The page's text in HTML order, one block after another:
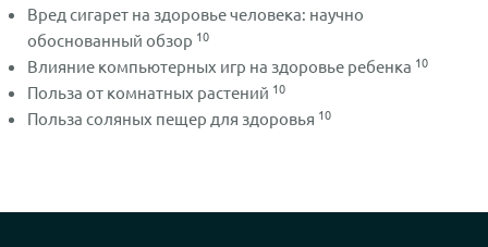
Вред сигарет на здоровье человека: научно
обоснованный обзор 10
Влияние компьютерных игр на здоровье ребенка 10
Польза от комнатных растений 10
Польза соляных пещер для здоровья 10